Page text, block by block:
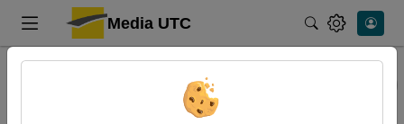
Media UTC Rechercher